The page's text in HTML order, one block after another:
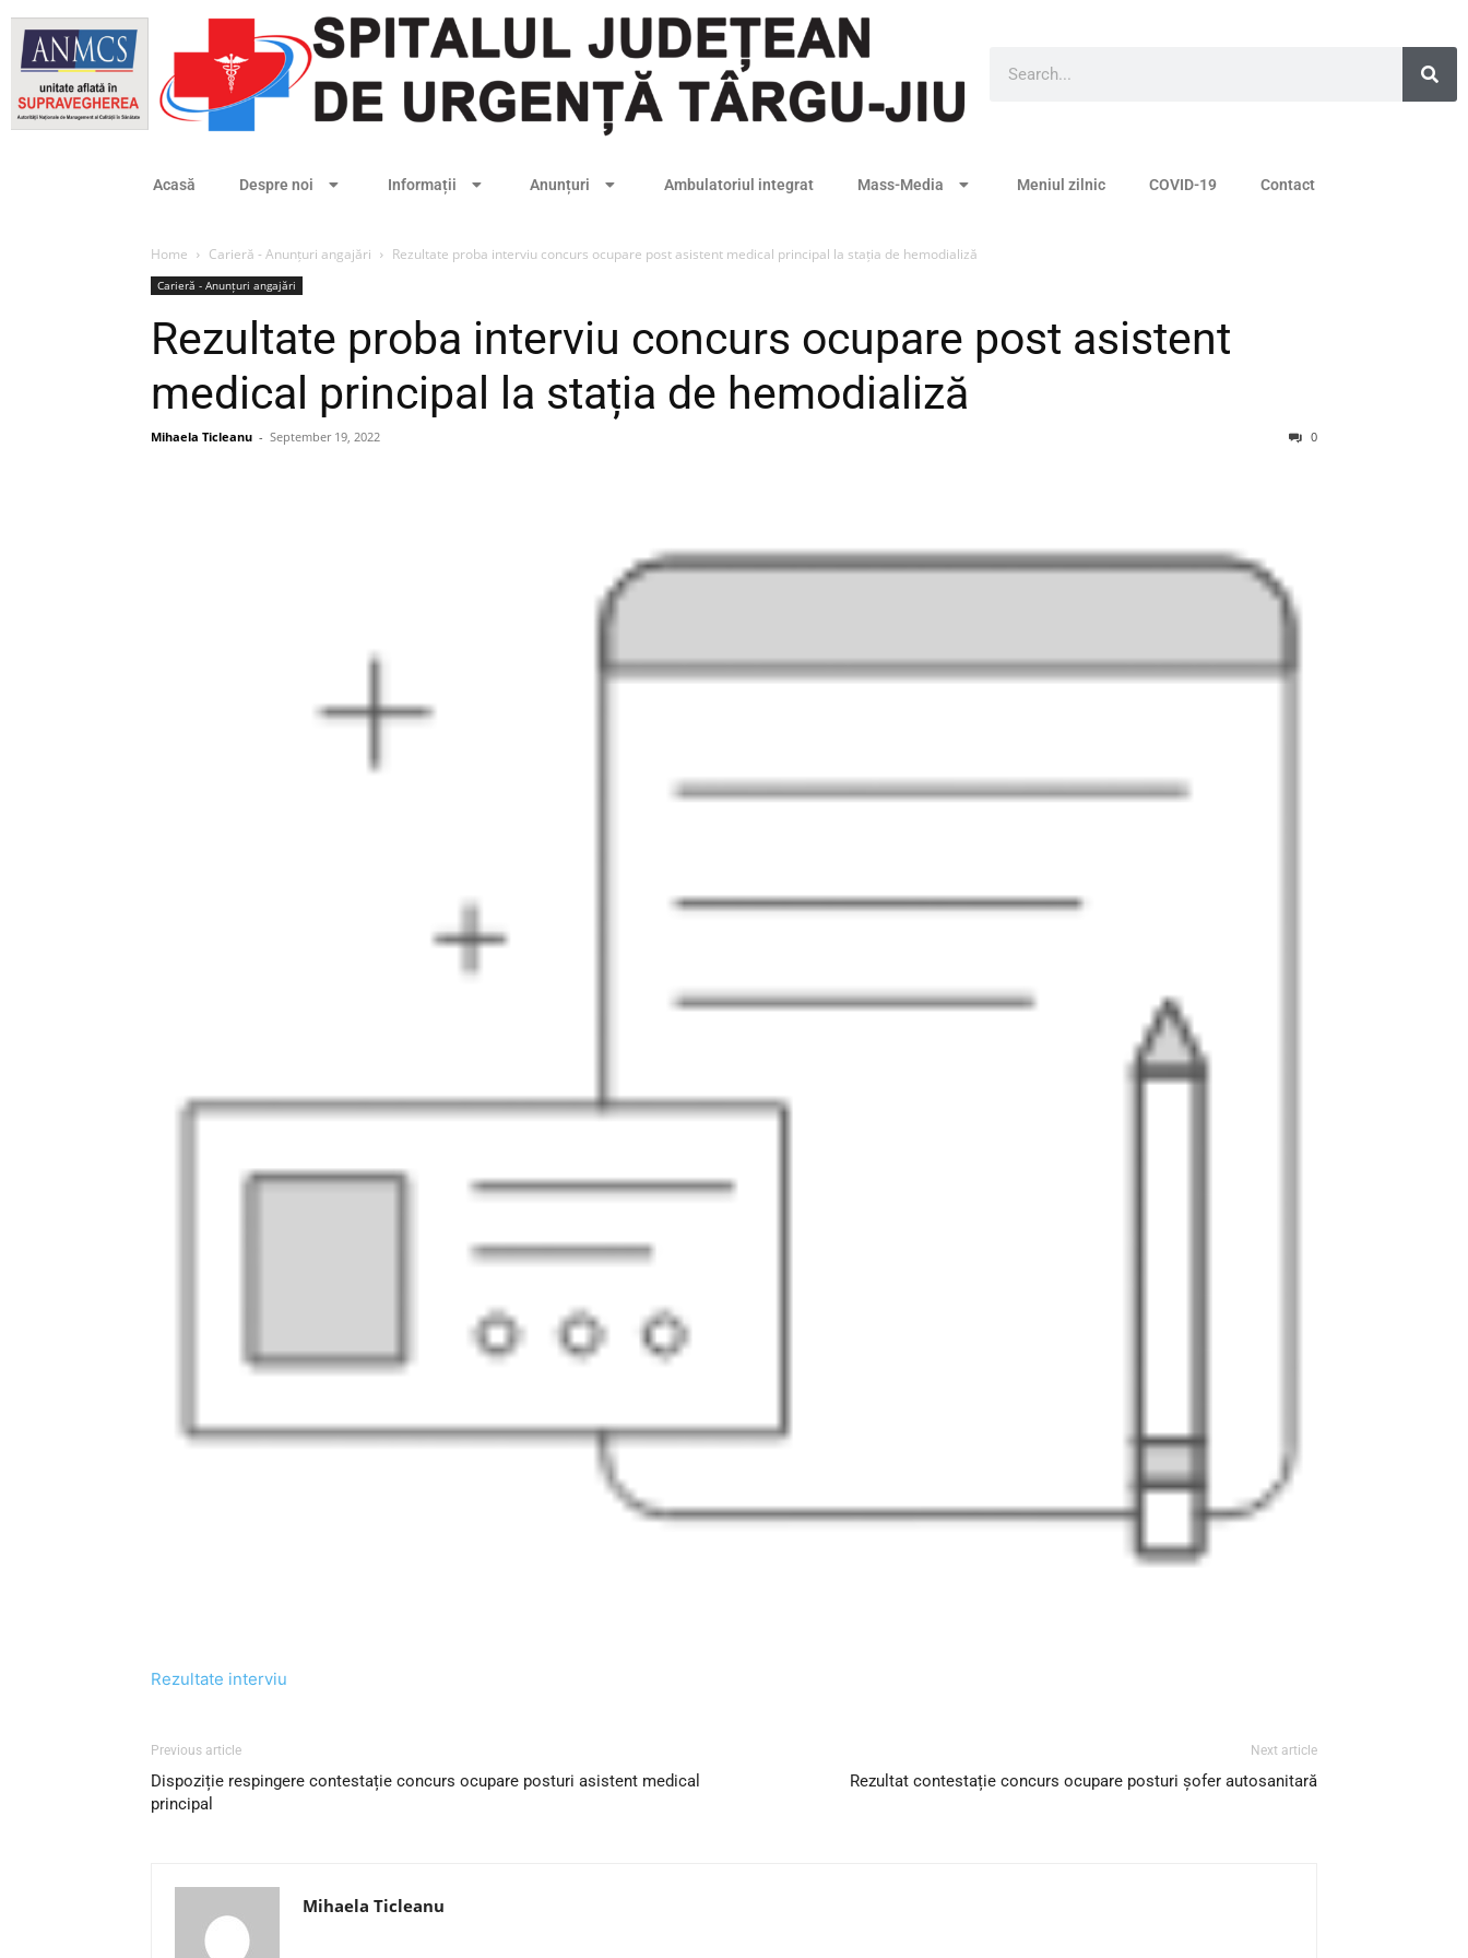
Acasă Despre noi Informații Anunțuri Ambulatoriul integrat Mass-Media Meniul zilnic COVID-19 Contact
Home Carieră - Anunțuri angajări Rezultate proba interviu concurs ocupare post asistent medical principal la stația de hemodializă
Carieră - Anunțuri angajări
Rezultate proba interviu concurs ocupare post asistent
medical principal la stația de hemodializă
Mihaela Ticleanu - September 19, 2022 0
Rezultate interviu
Previous article
Dispoziție respingere contestație concurs ocupare posturi asistent medical
principal
Next article
Rezultat contestație concurs ocupare posturi șofer autosanitară
Mihaela Ticleanu